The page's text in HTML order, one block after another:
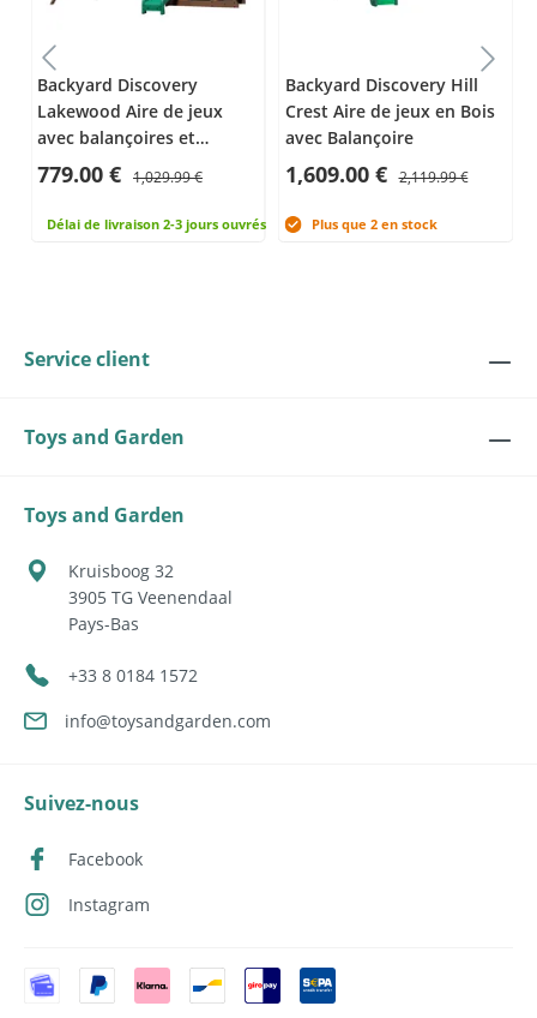
Backyard Discovery
Lakewood Aire de jeux
avec balançoires et
toboggan
779.00 € 1,029.99 €
Délai de livraison 2-3 jours ouvrés
Backyard Discovery Hill
Crest Aire de jeux en Bois
avec Balançoire
1,609.00 € 2,119.99 €
Plus que 2 en stock
Toys and Garden
Kruisboog 32
3905 TG Veenendaal
Pays-Bas
+33 8 0184 1572
info@toysandgarden.com
Service client
Toys and Garden
Suivez-nous
Facebook
Instagram